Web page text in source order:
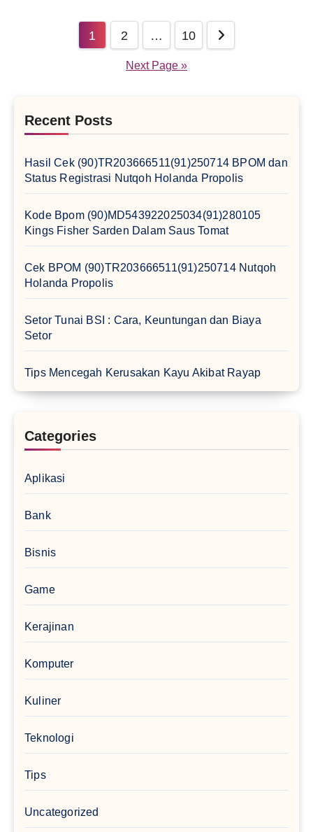
pagination
1 2 … 10
Next Page »
Recent Posts
Hasil Cek (90)TR203666511(91)250714 BPOM dan
Status Registrasi Nutqoh Holanda Propolis
Kode Bpom (90)MD543922025034(91)280105
Kings Fisher Sarden Dalam Saus Tomat
Cek BPOM (90)TR203666511(91)250714 Nutqoh
Holanda Propolis
Setor Tunai BSI : Cara, Keuntungan dan Biaya
Setor
Tips Mencegah Kerusakan Kayu Akibat Rayap
Categories
Aplikasi
Bank
Bisnis
Game
Kerajinan
Komputer
Kuliner
Teknologi
Tips
Uncategorized